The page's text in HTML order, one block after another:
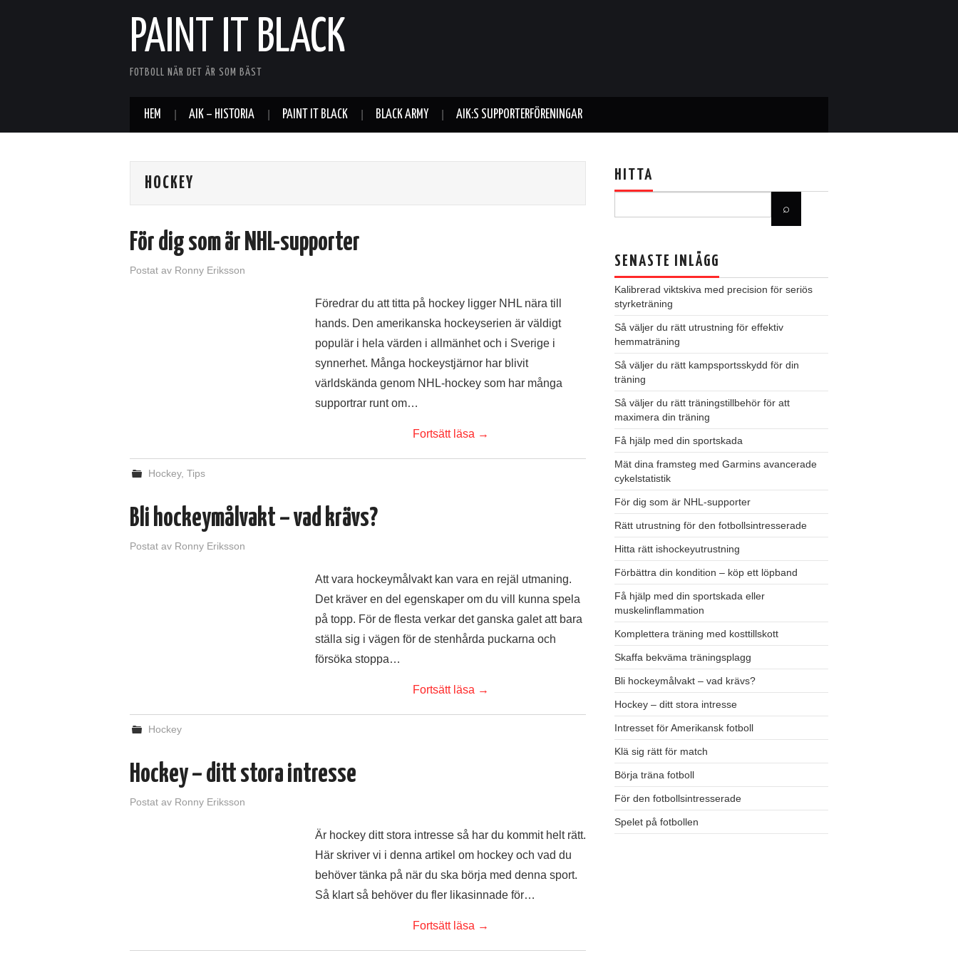
PAINT IT BLACK
FOTBOLL NÄR DET ÄR SOM BÄST
HEM AIK – HISTORIA PAINT IT BLACK BLACK ARMY AIK:S SUPPORTERFÖRENINGAR
HOCKEY
För dig som är NHL-supporter
Postat av Ronny Eriksson
Föredrar du att titta på hockey ligger NHL nära till
hands. Den amerikanska hockeyserien är väldigt
populär i hela värden i allmänhet och i Sverige i
synnerhet. Många hockeystjärnor har blivit
världskända genom NHL-hockey som har många
supportrar runt om…
Fortsätt läsa →
Hockey,Tips
Bli hockeymålvakt – vad krävs?
Postat av Ronny Eriksson
Att vara hockeymålvakt kan vara en rejäl utmaning.
Det kräver en del egenskaper om du vill kunna spela
på topp. För de flesta verkar det ganska galet att bara
ställa sig i vägen för de stenhårda puckarna och
försöka stoppa…
Fortsätt läsa →
Hockey
Hockey – ditt stora intresse
Postat av Ronny Eriksson
Är hockey ditt stora intresse så har du kommit helt rätt.
Här skriver vi i denna artikel om hockey och vad du
behöver tänka på när du ska börja med denna sport.
Så klart så behöver du fler likasinnade för…
Fortsätt läsa →
HITTA
SENASTE INLÄGG
Kalibrerad viktskiva med precision för seriös
styrketräning
Så väljer du rätt utrustning för effektiv
hemmaträning
Så väljer du rätt kampsportsskydd för din
träning
Så väljer du rätt träningstillbehör för att
maximera din träning
Få hjälp med din sportskada
Mät dina framsteg med Garmins avancerade
cykelstatistik
För dig som är NHL-supporter
Rätt utrustning för den fotbollsintresserade
Hitta rätt ishockeyutrustning
Förbättra din kondition – köp ett löpband
Få hjälp med din sportskada eller
muskelinflammation
Komplettera träning med kosttillskott
Skaffa bekväma träningsplagg
Bli hockeymålvakt – vad krävs?
Hockey – ditt stora intresse
Intresset för Amerikansk fotboll
Klä sig rätt för match
Börja träna fotboll
För den fotbollsintresserade
Spelet på fotbollen